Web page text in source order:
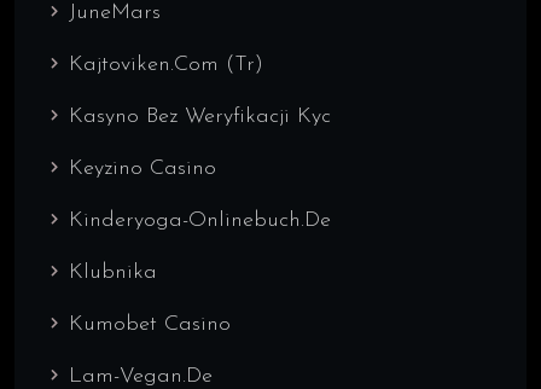
JuneMars
Kajtoviken.com (tr)
Kasyno Bez Weryfikacji Kyc
Keyzino Casino
Kinderyoga-Onlinebuch.de
Klubnika
Kumobet Casino
Lam-Vegan.de